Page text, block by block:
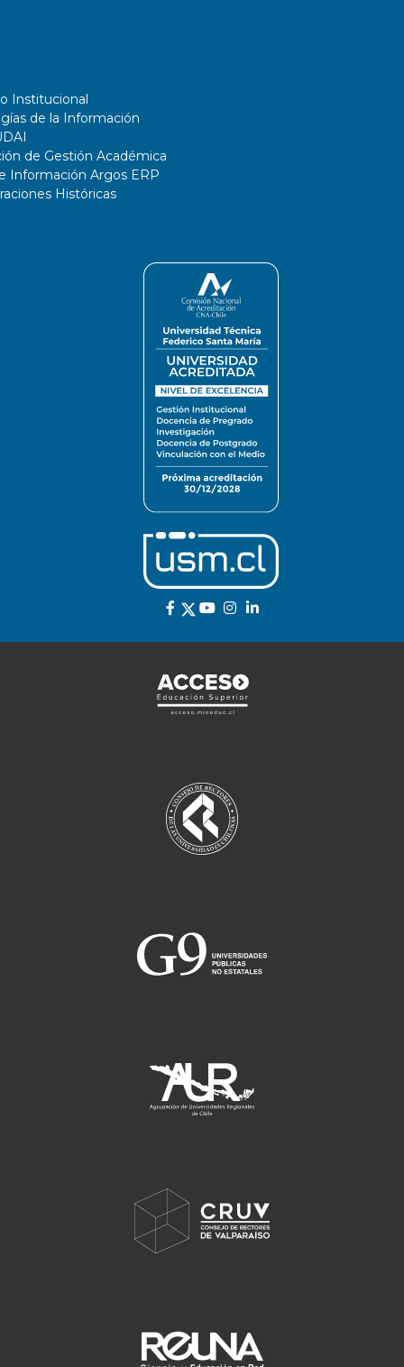
Institucional
de la Información
de Gestión Académica
Información Argos ERP
Históricas